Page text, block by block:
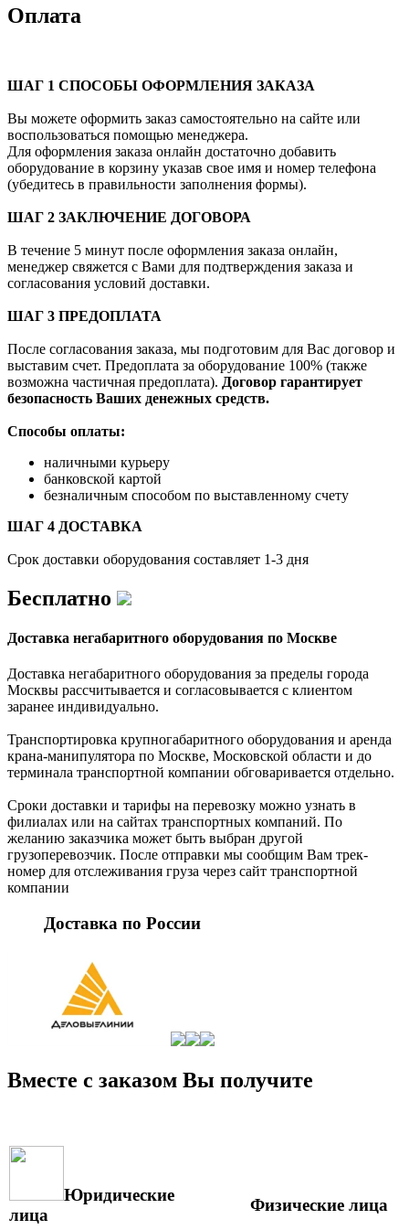
Оплата
ШАГ 1 СПОСОБЫ ОФОРМЛЕНИЯ ЗАКАЗА
Вы можете оформить заказ самостоятельно на сайте или
воспользоваться помощью менеджера.
Для оформления заказа онлайн достаточно добавить
оборудование в корзину указав свое имя и номер телефона
(убедитесь в правильности заполнения формы).
ШАГ 2 ЗАКЛЮЧЕНИЕ ДОГОВОРА
В течение 5 минут после оформления заказа онлайн,
менеджер свяжется с Вами для подтверждения заказа и
согласования условий доставки.
ШАГ 3 ПРЕДОПЛАТА
После согласования заказа, мы подготовим для Вас договор и
выставим счет. Предоплата за оборудование 100% (также
возможна частичная предоплата). Договор гарантирует
безопасность Ваших денежных средств.
Способы оплаты:
наличными курьеру
банковской картой
безналичным способом по выставленному счету
ШАГ 4 ДОСТАВКА
Срок доставки оборудования составляет 1-3 дня
Бесплатно
Доставка негабаритного оборудования по Москве
Доставка негабаритного оборудования за пределы города
Москвы рассчитывается и согласовывается с клиентом
заранее индивидуально.
Транспортировка крупногабаритного оборудования и аренда
крана-манипулятора по Москве, Московской области и до
терминала транспортной компании обговаривается отдельно.
Сроки доставки и тарифы на перевозку можно узнать в
филиалах или на сайтах транспортных компаний. По
желанию заказчика может быть выбран другой
грузоперевозчик. После отправки мы сообщим Вам трек-
номер для отслеживания груза через сайт транспортной
компании
Доставка по России
Вместе с заказом Вы получите
Юридические
лица
Физические лица